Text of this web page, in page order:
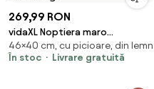
269,99 RON
vidaXL Noptiera maro
40x33x46 cm lemn masiv de
mango
46×40 cm, cu picioare, din lemn
În stoc
Livrare gratuită